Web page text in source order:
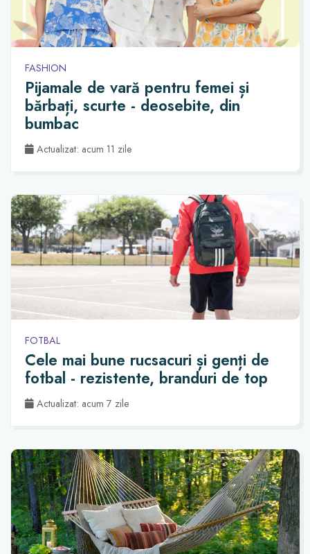
FASHION
Pijamale de vară pentru femei și
bărbați, scurte - deosebite, din
bumbac
Actualizat: acum 11 zile
FOTBAL
Cele mai bune rucsacuri și genți de
fotbal - rezistente, branduri de top
Actualizat: acum 7 zile